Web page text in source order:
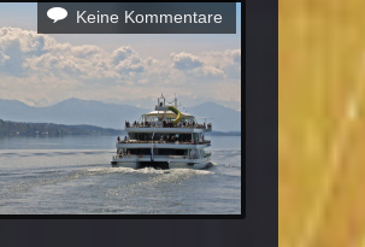
Keine Kommentare